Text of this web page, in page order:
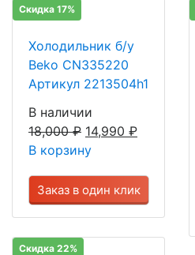
Скидка 17%
Холодильник б/у
Beko CN335220
Артикул 2213504h1
В наличии
18,000₽ 14,990 ₽
В корзину
Заказ в один клик
Скидка 22%